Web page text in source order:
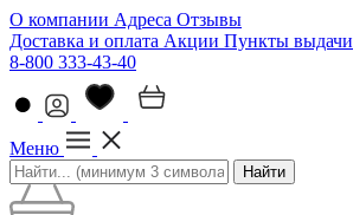
О компании Адреса Отзывы
Доставка и оплата Акции Пункты выдачи
8-800 333-43-40
Меню
Найти